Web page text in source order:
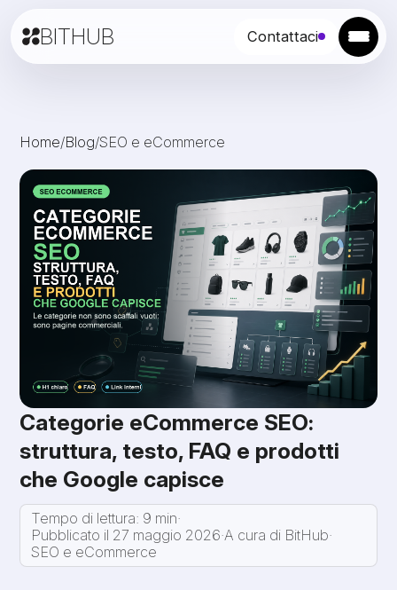
BITHUB Contattaci
Home/Blog/SEO e eCommerce
Categorie eCommerce SEO:
struttura, testo, FAQ e prodotti
che Google capisce
Tempo di lettura: 9 min·
Pubblicato il 27 maggio 2026·A cura di BitHub·
SEO e eCommerce